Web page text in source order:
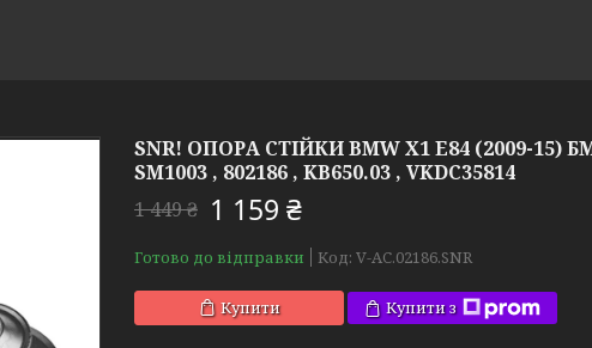
SNR! ОПОРА СТІЙКИ BMW X1 E84 (2009-15)
SM1003 , 802186 , KB650.03 , VKDC35814
1 449 ₴ 1 159 ₴
Готово до відправки Код: V-AC.02186.SNR
Купити Купити з